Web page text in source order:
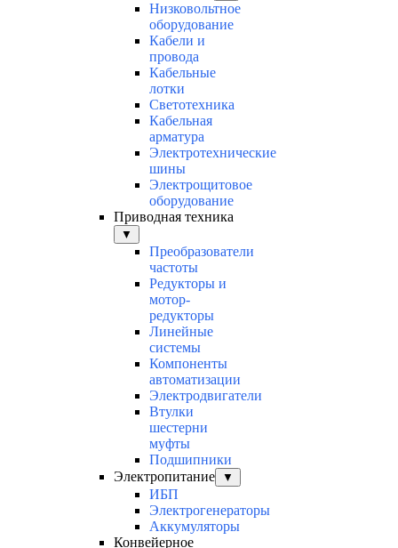
Низковольтное
оборудование
Кабели и
провода
Кабельные
лотки
Светотехника
Кабельная
арматура
Электротехнические
шины
Электрощитовое
оборудование
Приводная техника
▼
Преобразователи
частоты
Редукторы и
мотор-
редукторы
Линейные
системы
Компоненты
автоматизации
Электродвигатели
Втулки
шестерни
муфты
Подшипники
Электропитание
▼
ИБП
Электрогенераторы
Аккумуляторы
Конвейерное